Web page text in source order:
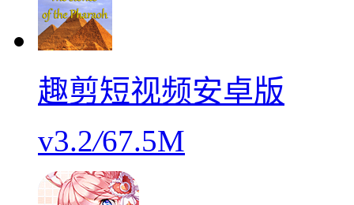
趣剪短视频安卓版
v3.2/67.5M